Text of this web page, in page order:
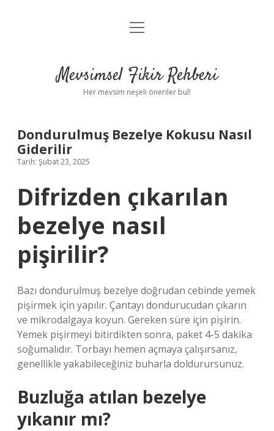
Anasayfa
Yasal Uyarı
menüyü
Mevsimsel Fikir Rehberi
Her mevsim neşeli öneriler bul!
Dondurulmuş Bezelye Kokusu Nasıl
Giderilir
Tarih: Şubat 23, 2025
Difrizden çıkarılan
bezelye nasıl
pişirilir?
Bazı dondurulmuş bezelye doğrudan cebinde yemek
pişirmek için yapılır. Çantayı dondurucudan çıkarın
ve mikrodalgaya koyun. Gereken süre için pişirin.
Yemek pişirmeyi bitirdikten sonra, paket 4-5 dakika
soğumalıdır. Torbayı hemen açmaya çalışırsanız,
genellikle yakabileceğiniz buharla doldurursunuz.
Buzluğa atılan bezelye
yıkanır mı?